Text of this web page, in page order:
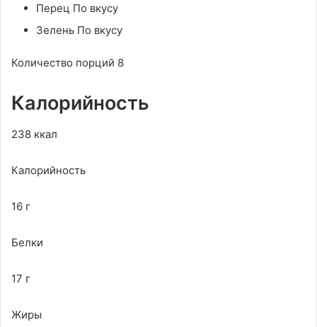
Перец По вкусу
Зелень По вкусу
Количество порций 8
Калорийность
238 ккал
Калорийность
16 г
Белки
17 г
Жиры